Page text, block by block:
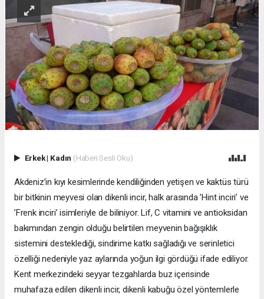
Erkek| Kadın (Haberi Sesli Oku)
Akdeniz’in kıyı kesimlerinde kendiliğinden yetişen ve kaktüs türü
bir bitkinin meyvesi olan dikenli incir, halk arasında ’Hint inciri’ ve
’Frenk inciri’ isimleriyle de biliniyor. Lif, C vitamini ve antioksidan
bakımından zengin olduğu belirtilen meyvenin bağışıklık
sistemini desteklediği, sindirime katkı sağladığı ve serinletici
özelliği nedeniyle yaz aylarında yoğun ilgi gördüğü ifade ediliyor.
Kent merkezindeki seyyar tezgahlarda buz içerisinde
muhafaza edilen dikenli incir, dikenli kabuğu özel yöntemlerle